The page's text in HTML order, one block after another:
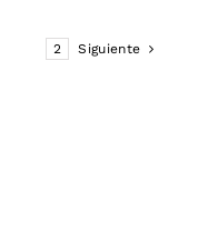
2 Siguiente